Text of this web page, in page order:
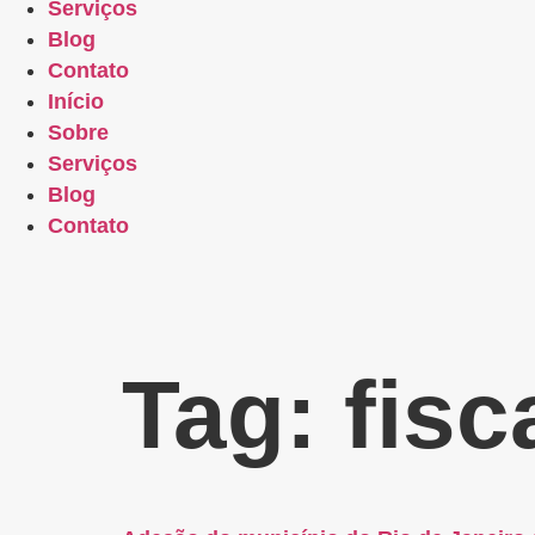
Serviços
Blog
Contato
Início
Sobre
Serviços
Blog
Contato
Tag: